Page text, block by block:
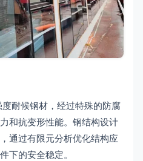
耐候钢材，经过特殊的防腐
和抗变形性能。钢结构设计
通过有限元分析优化结构应
下的安全稳定。